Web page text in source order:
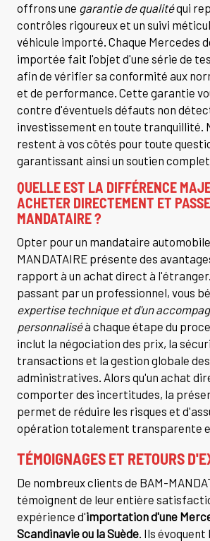
offrons une garantie de qualitéqui
contrôles rigoureux et un suivi
véhicule importé. Chaque Mercedes
importée fait l'objet d'une série de
afin de vérifier sa conformité aux
et de performance. Cette garantie
contre d'éventuels défauts non
investissement en toute tranquillité.
restent à vos côtés pour toute
garantissant ainsi un soutien
QUELLE EST LA DIFFÉRENCE
ACHETER DIRECTEMENT ET
MANDATAIRE ?
Opter pour un mandataire
MANDATAIRE présente des
rapport à un achat direct à
passant par un professionnel, vous
expertise technique et d'un
personnaliséà chaque étape du
inclut la négociation des prix, la
transactions et la gestion globale
administratives. Alors qu'un achat
comporter des incertitudes, la
permet de réduire les risques et
opération totalement transparente
TÉMOIGNAGES ET RETOURS
De nombreux clients de BAM-
témoignent de leur entière
expérience d'importation d'une
Scandinavie ou la Suède. Ils